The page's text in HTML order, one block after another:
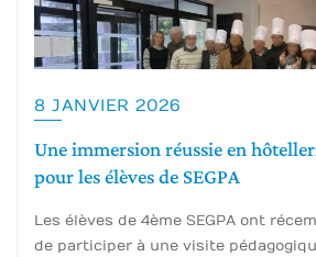
8 JANVIER 2026
Une immersion réussie en
pour les élèves de SEGPA
Les élèves de 4ème SEGPA ont
de participer à une visite